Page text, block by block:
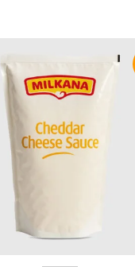
هو:
300 EGP.
هو:
249 EGP.